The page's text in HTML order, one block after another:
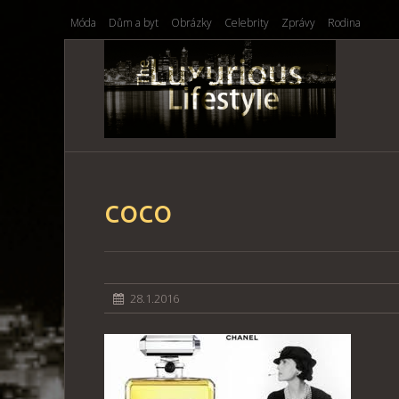
Móda Dům a byt Obrázky Celebrity Zprávy Rodina
coco
28.1.2016